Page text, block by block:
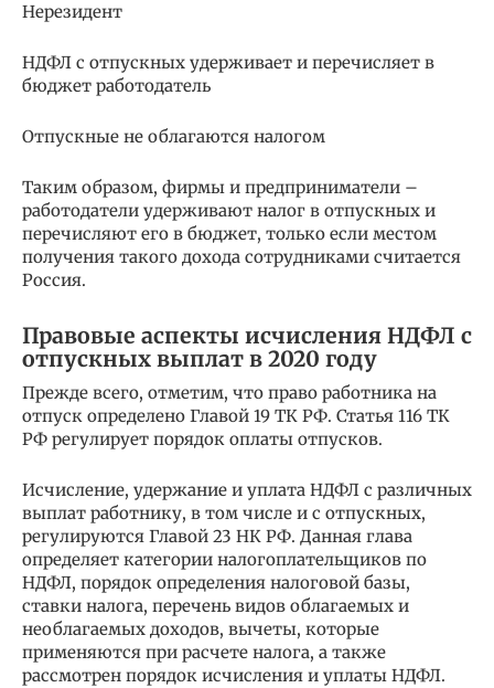
Нерезидент
НДФЛ с отпускных удерживает и перечисляет в
бюджет работодатель
Отпускные не облагаются налогом
Таким образом, фирмы и предприниматели –
работодатели удерживают налог в отпускных и
перечисляют его в бюджет, только если местом
получения такого дохода сотрудниками считается
Россия.
Правовые аспекты исчисления НДФЛ с
отпускных выплат в 2020 году
Прежде всего, отметим, что право работника на
отпуск определено Главой 19 ТК РФ. Статья 116 ТК
РФ регулирует порядок оплаты отпусков.
Исчисление, удержание и уплата НДФЛ с различных
выплат работнику, в том числе и с отпускных,
регулируются Главой 23 НК РФ. Данная глава
определяет категории налогоплательщиков по
НДФЛ, порядок определения налоговой базы,
ставки налога, перечень видов облагаемых и
необлагаемых доходов, вычеты, которые
применяются при расчете налога, а также
рассмотрен порядок исчисления и уплаты НДФЛ.